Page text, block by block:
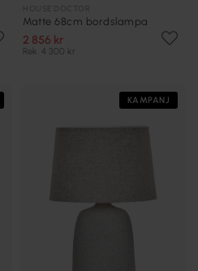
Matte 68cm bordslampa
2 856 kr
Rek. 4 300 kr
KAMPANJ